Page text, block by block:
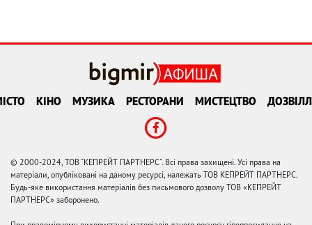
КІНО МУЗИКА РЕСТОРАНИ МИСТЕЦТВО
© 2000-2024, ТОВ "КЕПРЕЙТ ПАРТНЕРС". Всі права захищені. Усі права на
матеріали, опубліковані на даному ресурсі, належать ТОВ КЕПРЕЙТ ПАРТНЕРС.
Будь-яке використання матеріалів без письмового дозволу ТОВ «КЕПРЕЙТ
ПАРТНЕРС» заборонено.